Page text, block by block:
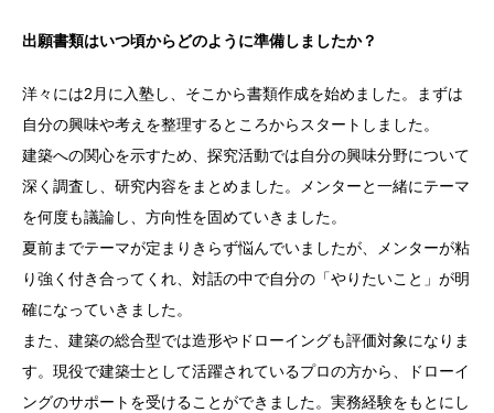
出願書類はいつ頃からどのように準備しましたか？
洋々には2月に入塾し、そこから書類作成を始めました。まずは
自分の興味や考えを整理するところからスタートしました。
建築への関心を示すため、探究活動では自分の興味分野について
深く調査し、研究内容をまとめました。メンターと一緒にテーマ
を何度も議論し、方向性を固めていきました。
夏前までテーマが定まりきらず悩んでいましたが、メンターが粘
り強く付き合ってくれ、対話の中で自分の「やりたいこと」が明
確になっていきました。
また、建築の総合型では造形やドローイングも評価対象になりま
す。現役で建築士として活躍されているプロの方から、ドローイ
ングのサポートを受けることができました。実務経験をもとにし